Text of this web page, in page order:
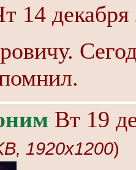
14
Вт 19
1920x1200)